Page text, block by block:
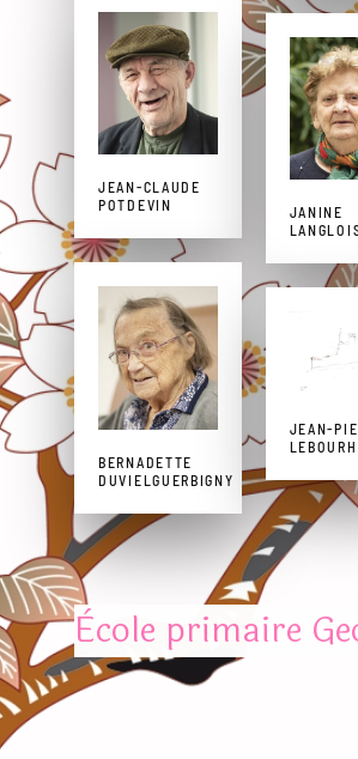
JEAN-CLAUDE
POTDEVIN
JANINE
BERNADETTE
DUVIELGUERBIGNY
JEAN-
Ècole primaire